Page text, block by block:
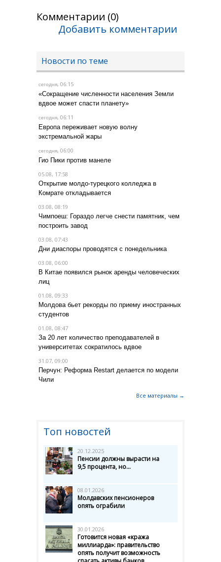
Комментарии (0)
Добавить комментарии
Новости по теме
сегодня, 06:15
«Сокращение численности населения Земли
вдвое может спасти планету»
сегодня, 06:11
Европа переживает новую волну
экстремальной жары
сегодня, 06:00
Гио Пики против манеле
05.08, 17:58
Открытие молдо-турецкого колледжа в
Комрате откладывается
03.08, 08:19
Чимпоеш: Гораздо легче снести памятник, чем
построить завод
03.08, 07:43
Дни диаспоры проводятся с понедельника
03.08, 06:00
В Китае появился рынок аренды человеческих
лиц
01.08, 09:33
Молдова бьет рекорды по приему иностранных
студентов
01.08, 08:47
За 20 лет количество преподавателей в
университетах сократилось вдвое
31.07, 09:00
Перчун: Реформа Restart делается по модели
Чили
Все материалы →
Топ новостей
20.12.2025
Пенсии должны вырасти на
9,5 процента, но...
08.01.2026
Молдавских пенсионеров
опять ограбили
30.01.2026
Готовится новая «кража
миллиарда»: правительство
опять получит возможность